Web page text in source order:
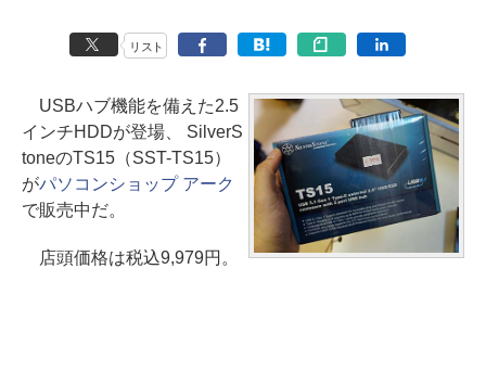
リスト
USBハブ機能を備えた2.5
インチHDDが登場、 SilverS
toneのTS15（SST-TS15）
がパソコンショップ アーク
で販売中だ。
店頭価格は税込9,979円。